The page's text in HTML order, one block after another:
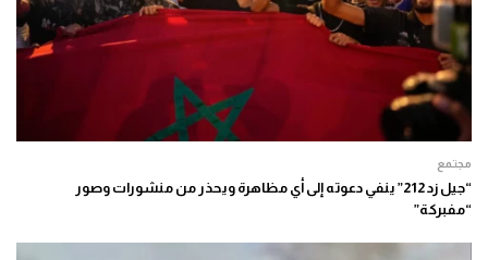
مجتمع
“جيل زد 212” ينفي دعوته إلى أي مظاهرة ويحذر من منشورات وصور
“مفبركة”